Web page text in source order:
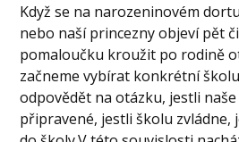
Když se na narozeninovém
nebo naší princezny objeví pět
pomaloučku kroužit po rodině
začneme vybírat konkrétní
odpovědět na otázku, jestli
připravené, jestli školu zvládne,